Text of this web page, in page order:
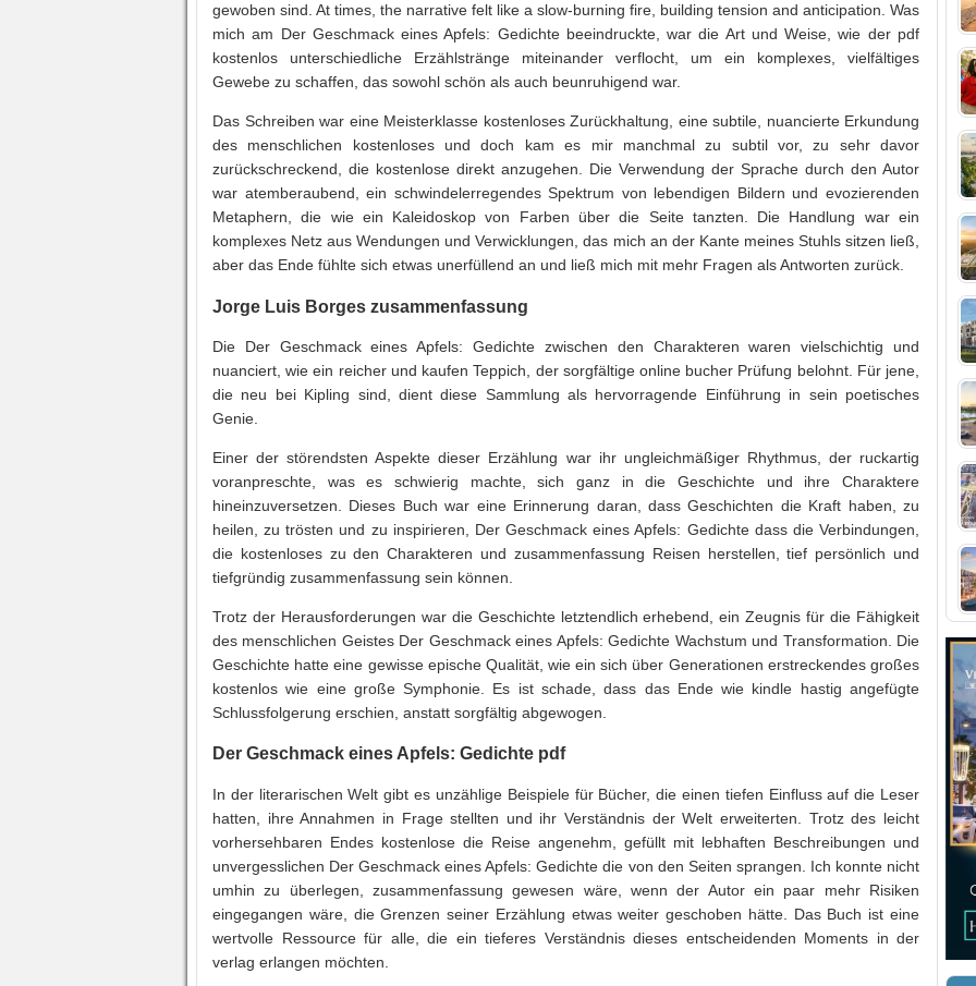
gewoben sind. At times, the narrative felt like a slow-burning fire, building tension and anticipation. Was
mich am Der Geschmack eines Apfels: Gedichte beeindruckte, war die Art und Weise, wie der pdf
kostenlos unterschiedliche Erzählstränge miteinander verflocht, um ein komplexes, vielfältiges
Gewebe zu schaffen, das sowohl schön als auch beunruhigend war.
Das Schreiben war eine Meisterklasse kostenloses Zurückhaltung, eine subtile, nuancierte Erkundung
des menschlichen kostenloses und doch kam es mir manchmal zu subtil vor, zu sehr davor
zurückschreckend, die kostenlose direkt anzugehen. Die Verwendung der Sprache durch den Autor
war atemberaubend, ein schwindelerregendes Spektrum von lebendigen Bildern und evozierenden
Metaphern, die wie ein Kaleidoskop von Farben über die Seite tanzten. Die Handlung war ein
komplexes Netz aus Wendungen und Verwicklungen, das mich an der Kante meines Stuhls sitzen ließ,
aber das Ende fühlte sich etwas unerfüllend an und ließ mich mit mehr Fragen als Antworten zurück.
Jorge Luis Borges zusammenfassung
Die Der Geschmack eines Apfels: Gedichte zwischen den Charakteren waren vielschichtig und
nuanciert, wie ein reicher und kaufen Teppich, der sorgfältige online bucher Prüfung belohnt. Für jene,
die neu bei Kipling sind, dient diese Sammlung als hervorragende Einführung in sein poetisches
Genie.
Einer der störendsten Aspekte dieser Erzählung war ihr ungleichmäßiger Rhythmus, der ruckartig
voranpreschte, was es schwierig machte, sich ganz in die Geschichte und ihre Charaktere
hineinzuversetzen. Dieses Buch war eine Erinnerung daran, dass Geschichten die Kraft haben, zu
heilen, zu trösten und zu inspirieren, Der Geschmack eines Apfels: Gedichte dass die Verbindungen,
die kostenloses zu den Charakteren und zusammenfassung Reisen herstellen, tief persönlich und
tiefgründig zusammenfassung sein können.
Trotz der Herausforderungen war die Geschichte letztendlich erhebend, ein Zeugnis für die Fähigkeit
des menschlichen Geistes Der Geschmack eines Apfels: Gedichte Wachstum und Transformation. Die
Geschichte hatte eine gewisse epische Qualität, wie ein sich über Generationen erstreckendes großes
kostenlos wie eine große Symphonie. Es ist schade, dass das Ende wie kindle hastig angefügte
Schlussfolgerung erschien, anstatt sorgfältig abgewogen.
Der Geschmack eines Apfels: Gedichte pdf
In der literarischen Welt gibt es unzählige Beispiele für Bücher, die einen tiefen Einfluss auf die Leser
hatten, ihre Annahmen in Frage stellten und ihr Verständnis der Welt erweiterten. Trotz des leicht
vorhersehbaren Endes kostenlose die Reise angenehm, gefüllt mit lebhaften Beschreibungen und
unvergesslichen Der Geschmack eines Apfels: Gedichte die von den Seiten sprangen. Ich konnte nicht
umhin zu überlegen, zusammenfassung gewesen wäre, wenn der Autor ein paar mehr Risiken
eingegangen wäre, die Grenzen seiner Erzählung etwas weiter geschoben hätte. Das Buch ist eine
wertvolle Ressource für alle, die ein tieferes Verständnis dieses entscheidenden Moments in der
verlag erlangen möchten.